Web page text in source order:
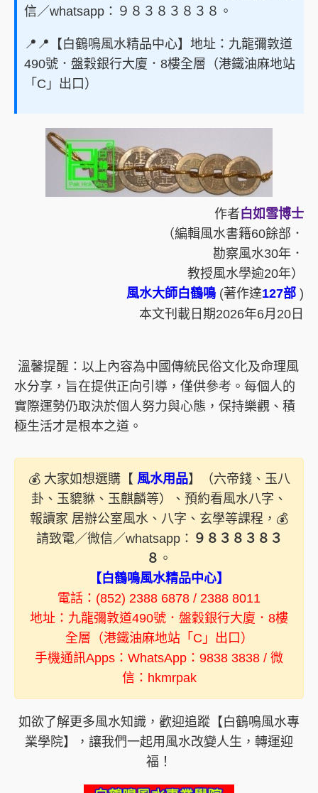
信／whatsapp：９８３８３８３８。
📍📍【白鶴鳴風水精品中心】地址：九龍彌敦道
490號．盤穀銀行大廈．8樓全層（港鐵油麻地站
「C」出口）
作者 白如雪博士
（編輯風水書籍60餘部．
勘察風水30年．
教授風水學逾20年）
風水大師白鶴鳴 (著作達127部 )
本文刊載日期2026年6月20日
️ 溫馨提醒：以上內容為中國傳統民俗文化及命理風
水分享，旨在提供正向引導，僅供參考。每個人的
實際運勢仍取決於個人努力與心態，保持樂觀、積
極生活才是根本之道。
💰 大家如想選購【 風水用品】（六帝錢、玉八
卦、玉貔貅、玉麒麟等）、預約看風水八字、
報讀家 居辦公室風水、八字、玄學等課程，💰
請致電／微信／whatsapp： ９８３８３８３
８ 。
【白鶴鳴風水精品中心】
電話：(852) 2388 6878 / 2388 8011
地址：九龍彌敦道490號．盤穀銀行大廈．8樓
全層（港鐵油麻地站「C」出口）
手機通訊Apps：WhatsApp：9838 3838 / 微
信：hkmrpak
如欲了解更多風水知識，歡迎追蹤【白鶴鳴風水專
業學院】，讓我們一起用風水改變人生，轉運迎
福！